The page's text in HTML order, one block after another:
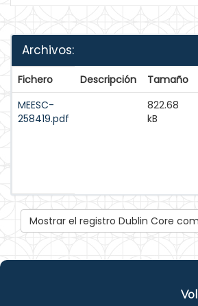
Archivos:
Fichero Descripción Tamaño
MEESC-
258419.pdf
822.68
kB
Mostrar el registro Dublin Core